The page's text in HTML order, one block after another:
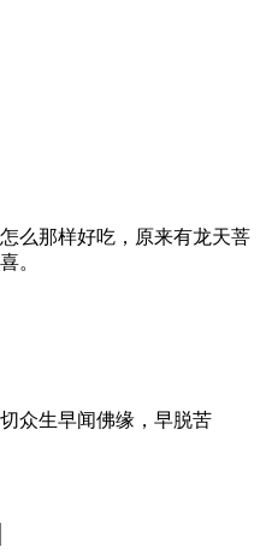
么那样好吃，原来有龙天菩
。
众生早闻佛缘，早脱苦